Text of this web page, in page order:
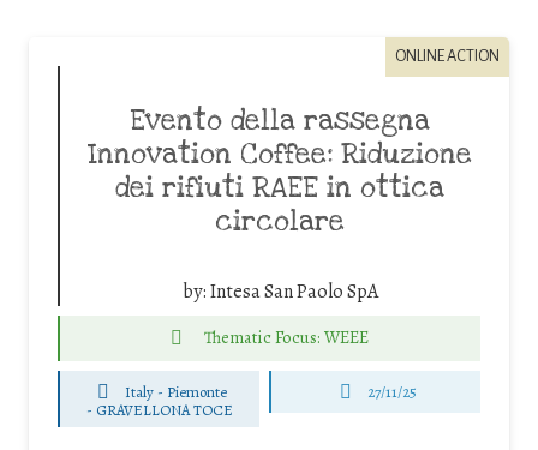
ONLINE ACTION
Evento della rassegna
Innovation Coffee: Riduzione
dei rifiuti RAEE in ottica
circolare
by:Intesa San Paolo SpA
Thematic Focus: WEEE
Italy - Piemonte
- GRAVELLONA TOCE
27/11/25